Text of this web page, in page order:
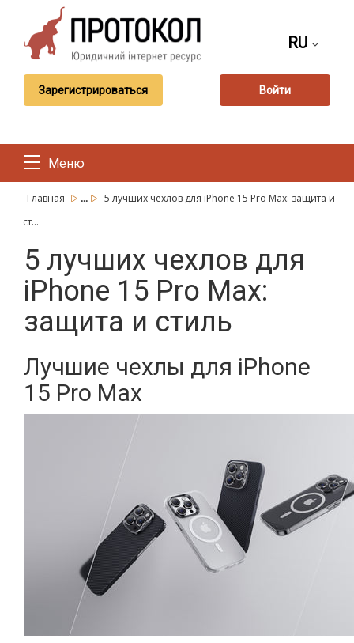
RU
Зарегистрироваться Войти
Меню
Главная ...
5 лучших чехлов для iPhone 15 Pro Max: защита и
ст...
5 лучших чехлов для
iPhone 15 Pro Max:
защита и стиль
Лучшие чехлы для iPhone
15 Pro Max